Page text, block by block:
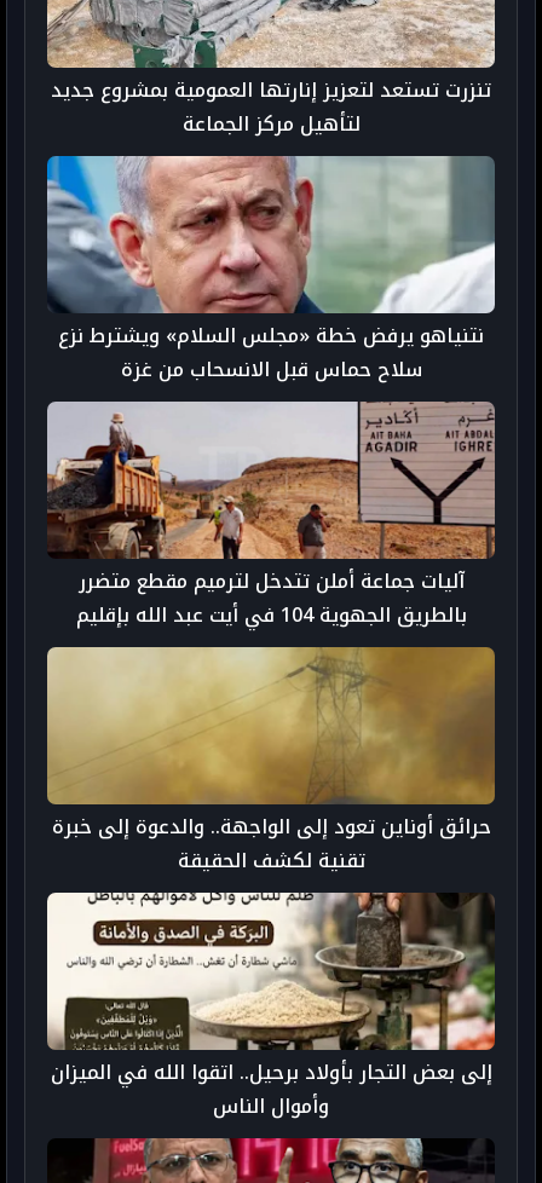
تنزرت تستعد لتعزيز إنارتها العمومية بمشروع جديد
لتأهيل مركز الجماعة
نتنياهو يرفض خطة «مجلس السلام» ويشترط نزع
سلاح حماس قبل الانسحاب من غزة
آليات جماعة أملن تتدخل لترميم مقطع متضرر
بالطريق الجهوية 104 في أيت عبد الله بإقليم
تارودانت
حرائق أوناين تعود إلى الواجهة.. والدعوة إلى خبرة
تقنية لكشف الحقيقة
إلى بعض التجار بأولاد برحيل.. اتقوا الله في الميزان
وأموال الناس